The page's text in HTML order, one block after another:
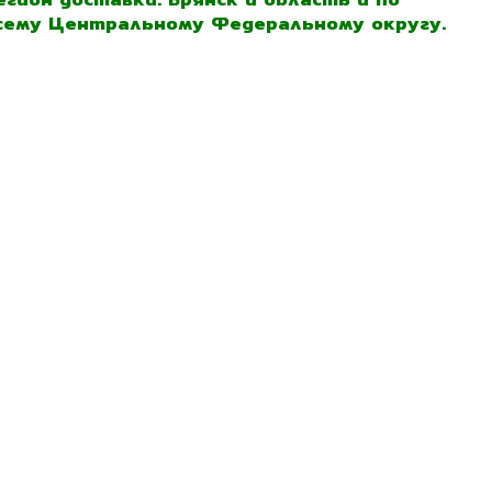
Центральному Федеральному округу.